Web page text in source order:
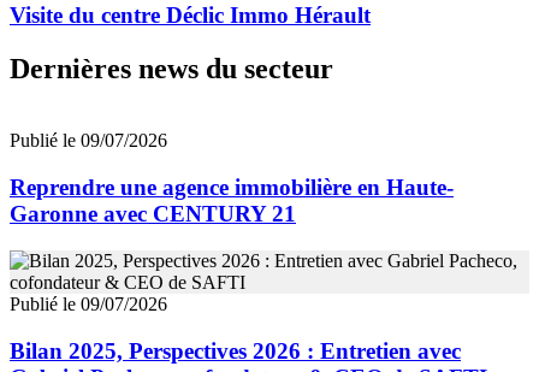
Visite du centre Déclic Immo Hérault
Dernières news du secteur
Publié le 09/07/2026
Reprendre une agence immobilière en Haute-
Garonne avec CENTURY 21
Publié le 09/07/2026
Bilan 2025, Perspectives 2026 : Entretien avec